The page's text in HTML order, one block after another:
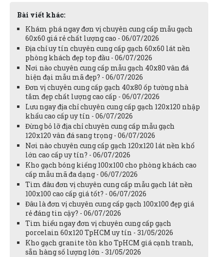
Bài viết khác:
Khám phá ngay đơn vị chuyên cung cấp mẫu gạch
60x60 giá rẻ chất lượng cao - 06/07/2026
Địa chỉ uy tín chuyên cung cấp gạch 60x60 lát nền
phòng khách đẹp top đầu - 06/07/2026
Nơi nào chuyên cung cấp mẫu gạch 40x80 vân đá
hiện đại mẫu mã đẹp? - 06/07/2026
Đơn vị chuyên cung cấp gạch 40x80 ốp tường nhà
tắm đẹp chất lượng cao cấp - 06/07/2026
Lưu ngay địa chỉ chuyên cung cấp gạch 120x120 nhập
khẩu cao cấp uy tín - 06/07/2026
Đừng bỏ lỡ địa chỉ chuyên cung cấp mẫu gạch
120x120 vân đá sang trọng - 06/07/2026
Nơi nào chuyên cung cấp gạch 120x120 lát nền khổ
lớn cao cấp uy tín? - 06/07/2026
Kho gạch bóng kiếng 100x100 cho phòng khách cao
cấp mẫu mã đa dạng - 06/07/2026
Tìm đâu đơn vị chuyên cung cấp mẫu gạch lát nền
100x100 cao cấp giá tốt? - 06/07/2026
Đâu là đơn vị chuyên cung cấp gạch 100x100 đẹp giá
rẻ đáng tin cậy? - 06/07/2026
Tìm hiểu ngay đơn vị chuyên cung cấp gạch
porcelain 60x120 TpHCM uy tín - 31/05/2026
Kho gạch granite tồn kho TpHCM giá cạnh tranh,
sẵn hàng số lượng lớn - 31/05/2026